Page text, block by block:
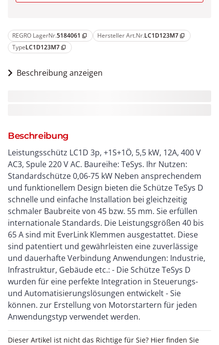
REGRO LagerNr.5184061 content_copy Hersteller Art.Nr.LC1D123M7 content_copy
TypeLC1D123M7 content_copy
Beschreibung anzeigen
Beschreibung
Leistungsschütz LC1D 3p, +1S+1Ö, 5,5 kW, 12A, 400 V
AC3, Spule 220 V AC. Baureihe: TeSys. Ihr Nutzen:
Standardschütze 0,06-75 kW Neben ansprechendem
und funktionellem Design bieten die Schütze TeSys D
schnelle und einfache Installation bei gleichzeitig
schmaler Baubreite von 45 bzw. 55 mm. Sie erfüllen
internationale Standards. Die Leistungsgrößen 40 bis
65 A sind mit EverLink Klemmen ausgestattet. Diese
sind patentiert und gewährleisten eine zuverlässige
und dauerhafte Verbindung Anwendungen: Industrie,
Infrastruktur, Gebäude etc.: - Die Schütze TeSys D
wurden für eine perfekte Integration in Steuerungs-
und Automatisierungslösungen entwickelt - Sie
können. zur Erstellung von Motorstartern für jeden
Anwendungstyp verwendet werden.
Dieser Artikel ist nicht das Richtige für Sie? Hier finden Sie